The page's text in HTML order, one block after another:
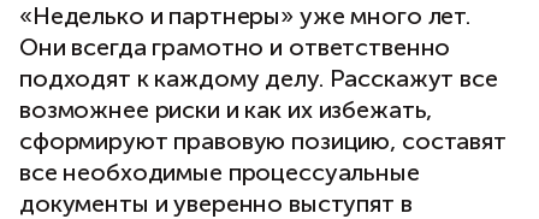
«Неделько и партнеры» уже много лет.
Они всегда грамотно и ответственно
подходят к каждому делу. Расскажут все
возможнее риски и как их избежать,
сформируют правовую позицию, составят
все необходимые процессуальные
документы и уверенно выступят в